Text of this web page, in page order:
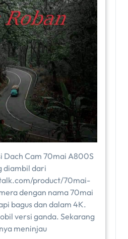
Dach Cam 70mai A800S
diambil dari
product/70mai-
dengan nama 70mai
bagus dan dalam 4K.
versi ganda. Sekarang
meninjau